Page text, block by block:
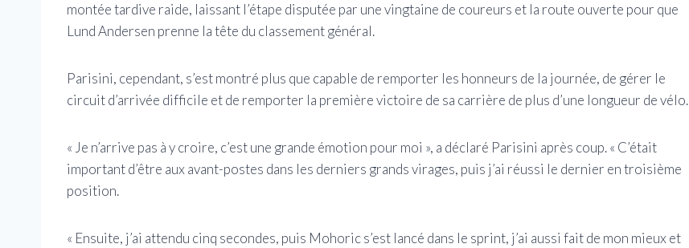
montée tardive raide, laissant l’étape disputée par une vingtaine de coureurs et la route ouverte pour que
Lund Andersen prenne la tête du classement général.
Parisini, cependant, s’est montré plus que capable de remporter les honneurs de la journée, de gérer le
circuit d’arrivée difficile et de remporter la première victoire de sa carrière de plus d’une longueur de vélo.
« Je n’arrive pas à y croire, c’est une grande émotion pour moi », a déclaré Parisini après coup. « C’était
important d’être aux avant-postes dans les derniers grands virages, puis j’ai réussi le dernier en troisième
position.
« Ensuite, j’ai attendu cinq secondes, puis Mohoric s’est lancé dans le sprint, j’ai aussi fait de mon mieux et